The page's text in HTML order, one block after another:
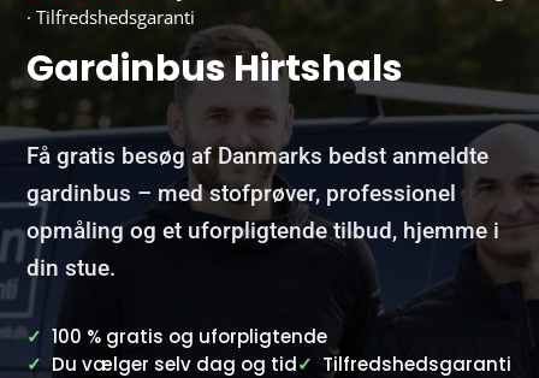
· Tilfredshedsgaranti
Gardinbus Hirtshals
Få gratis besøg af Danmarks bedst anmeldte
gardinbus – med stofprøver, professionel
opmåling og et uforpligtende tilbud, hjemme i
din stue.
✓ 100 % gratis og uforpligtende
✓ Du vælger selv dag og tid✓ Tilfredshedsgaranti